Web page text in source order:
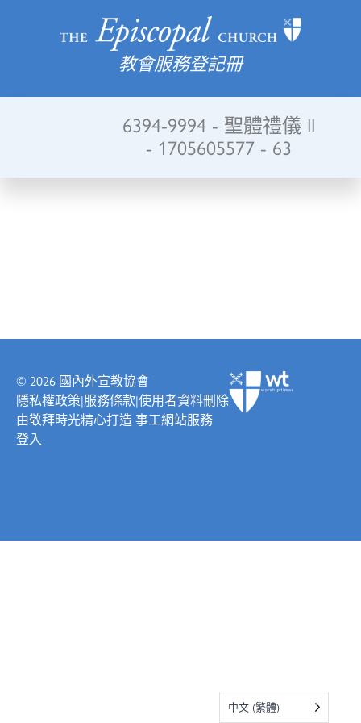
教會服務登記冊
6394-9994 - 聖體禮儀 II
- 1705605577 - 63
© 2026 國內外宣教協會
隱私權政策|服務條款|使用者資料刪除
由敬拜時光精心打造 事工網站服務
登入
中文 (繁體)